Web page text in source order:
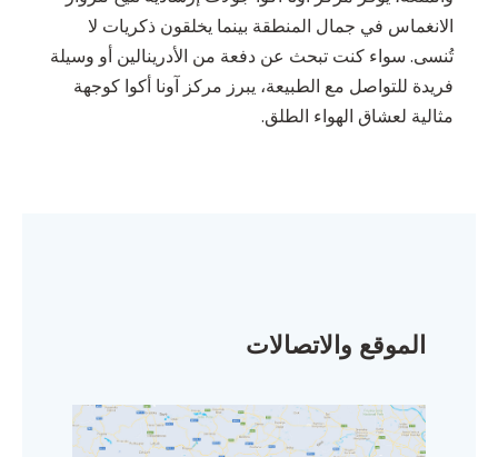
الانغماس في جمال المنطقة بينما يخلقون ذكريات لا
تُنسى. سواء كنت تبحث عن دفعة من الأدرينالين أو وسيلة
فريدة للتواصل مع الطبيعة، يبرز مركز آونا أكوا كوجهة
مثالية لعشاق الهواء الطلق.
الموقع والاتصالات